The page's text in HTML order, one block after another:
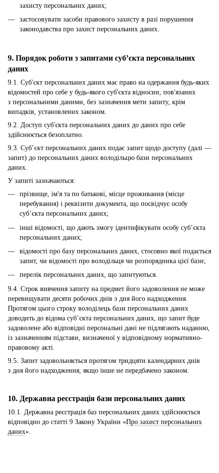
захисту персональних даних;
застосовувати засоби правового захисту в разі порушення
законодавства про захист персональних даних.
9. Порядок роботи з запитами суб’єкта персональних
даних
9.1. Суб'єкт персональних даних має право на одержання будь-яких
відомостей про себе у будь-якого суб'єкта відносин, пов'язаних
з персональними даними, без зазначення мети запиту, крім
випадків, установлених законом.
9.2. Доступ суб'єкта персональних даних до даних про себе
здійснюється безоплатно.
9.3. Суб’єкт персональних даних подає запит щодо доступу (далі —
запит) до персональних даних володільцю бази персональних
даних.
У запиті зазначаються:
прізвище, ім'я та по батькові, місце проживання (місце
перебування) і реквізити документа, що посвідчує особу
суб’єкта персональних даних;
інші відомості, що дають змогу ідентифікувати особу суб’єкта
персональних даних;
відомості про базу персональних даних, стосовно якої подається
запит, чи відомості про володільця чи розпорядника цієї бази;
перелік персональних даних, що запитуються.
9.4. Строк вивчення запиту на предмет його задоволення не може
перевищувати десяти робочих днів з дня його надходження.
Протягом цього строку володілець бази персональних даних
доводить до відома суб’єкта персональних даних, що запит буде
задоволене або відповідні персональні дані не підлягають наданню,
із зазначенням підстави, визначеної у відповідному нормативно-
правовому акті.
9.5. Запит задовольняється протягом тридцяти календарних днів
з дня його надходження, якщо інше не передбачено законом.
10. Державна реєстрація бази персональних даних
10.1. Державна реєстрація баз персональних даних здійснюється
відповідно до статті 9 Закону України «Про захист персональних
даних».